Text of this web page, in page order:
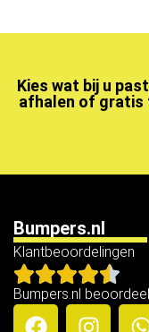
Kies wat bij u
afhalen of gratis
Bumpers.nl
Klantbeoordelingen
Bumpers.nl